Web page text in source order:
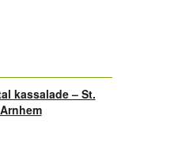
kassalade – St.